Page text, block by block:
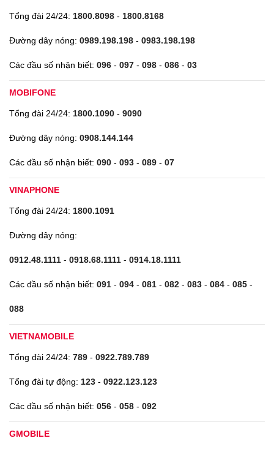
Tổng đài 24/24: 1800.8098 - 1800.8168
Đường dây nóng: 0989.198.198 - 0983.198.198
Các đầu số nhận biết: 096 - 097 - 098 - 086 - 03
MOBIFONE
Tổng đài 24/24: 1800.1090 - 9090
Đường dây nóng: 0908.144.144
Các đầu số nhận biết: 090 - 093 - 089 - 07
VINAPHONE
Tổng đài 24/24: 1800.1091
Đường dây nóng:
0912.48.1111 - 0918.68.1111 - 0914.18.1111
Các đầu số nhận biết: 091 - 094 - 081 - 082 - 083 - 084 - 085 -
088
VIETNAMOBILE
Tổng đài 24/24: 789 - 0922.789.789
Tổng đài tự động: 123 - 0922.123.123
Các đầu số nhận biết: 056 - 058 - 092
GMOBILE